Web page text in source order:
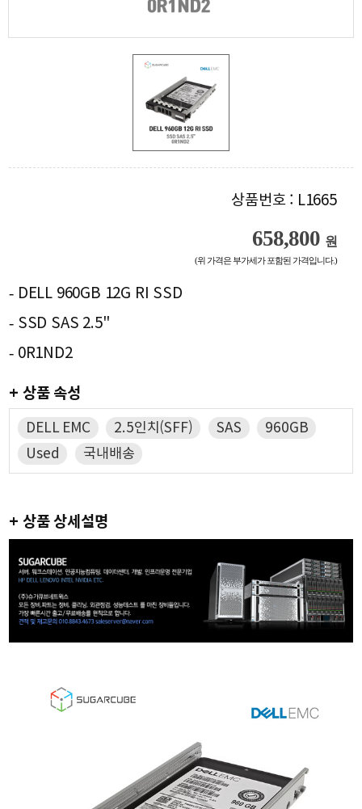
상품번호 : L1665
658,800 원
(위 가격은 부가세가 포함된 가격입니다.)
- DELL 960GB 12G RI SSD
- SSD SAS 2.5"
- 0R1ND2
+ 상품 속성
DELL EMC 2.5인치(SFF) SAS
960GB
Used
국내배송
+ 상품 상세설명